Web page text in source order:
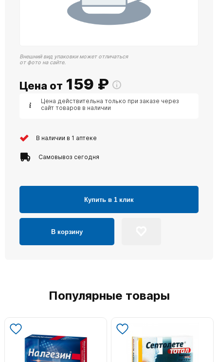
Внешний вид упаковки может отличаться
от фото на сайте.
Цена от 159 ₽
Цена действительна только при заказе через
сайт товаров в наличии
В наличии в 1 аптеке
Самовывоз сегодня
Купить в 1 клик
В корзину
Популярные товары